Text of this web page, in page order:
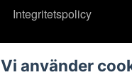
Integritetspolicy
Vi använder